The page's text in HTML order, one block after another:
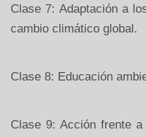
Clase 7: Adaptación a
cambio climático global.
Clase 8: Educación
Clase 9: Acción frente